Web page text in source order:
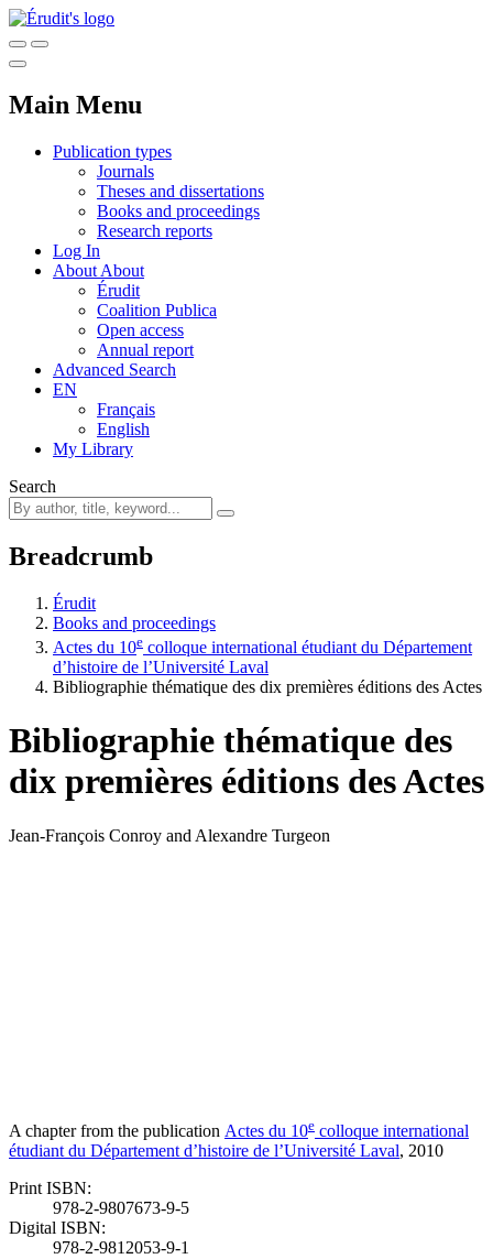
Main Menu
Publication types
Journals
Theses and dissertations
Books and proceedings
Research reports
Log In
About About
Érudit
Coalition Publica
Open access
Annual report
Advanced Search
EN
Français
English
My Library
Search
Breadcrumb
Érudit
Books and proceedings
Actes du 10e colloque international étudiant du Département
d’histoire de l’Université Laval
Bibliographie thématique des dix premières éditions des Actes
Bibliographie thématique des
dix premières éditions des Actes
Jean-François Conroy and Alexandre Turgeon
A chapter from the publication Actes du 10e colloque international
étudiant du Département d’histoire de l’Université Laval, 2010
Print ISBN:
978-2-9807673-9-5
Digital ISBN:
978-2-9812053-9-1